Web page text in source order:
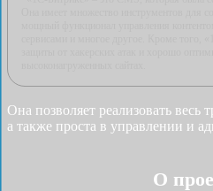
Она позволяет реализовать весь
а также проста в управлении и
О